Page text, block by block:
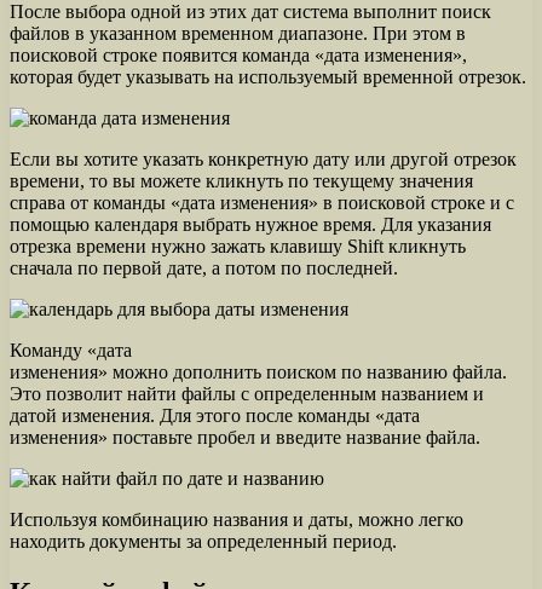
После выбора одной из этих дат система выполнит поиск
файлов в указанном временном диапазоне. При этом в
поисковой строке появится команда «дата изменения»,
которая будет указывать на используемый временной отрезок.
Если вы хотите указать конкретную дату или другой отрезок
времени, то вы можете кликнуть по текущему значения
справа от команды «дата изменения» в поисковой строке и с
помощью календаря выбрать нужное время. Для указания
отрезка времени нужно зажать клавишу Shift кликнуть
сначала по первой дате, а потом по последней.
Команду «дата
изменения» можно дополнить поиском по названию файла.
Это позволит найти файлы с определенным названием и
датой изменения. Для этого после команды «дата
изменения» поставьте пробел и введите название файла.
Используя комбинацию названия и даты, можно легко
находить документы за определенный период.